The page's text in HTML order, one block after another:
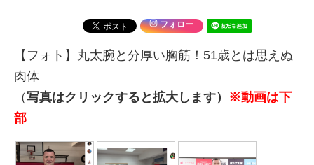
フォロー
【フォト】丸太腕と分厚い胸筋！51歳とは思えぬ
肉体
（写真はクリックすると拡大します） ※動画は下
部